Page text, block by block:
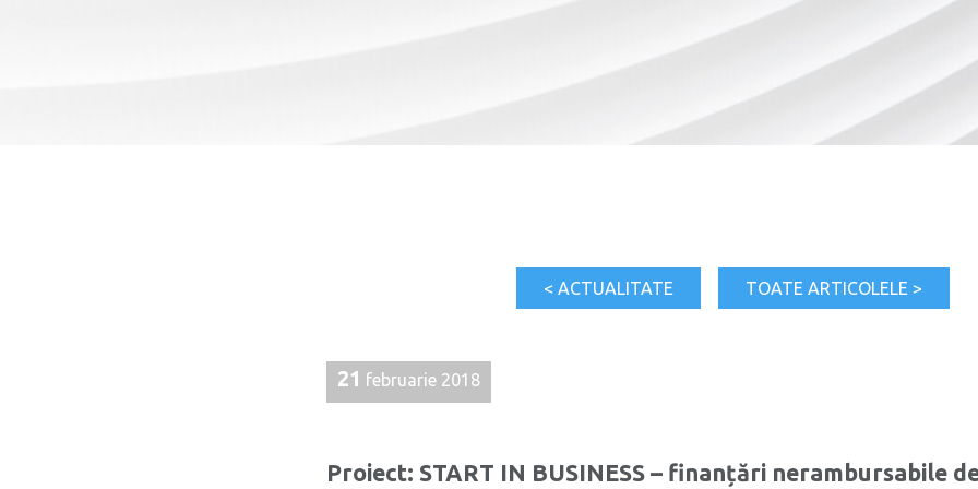
< ACTUALITATE TOATE ARTICOLELE >
21 februarie 2018
Proiect: START IN BUSINESS – finanțări nerambursabile